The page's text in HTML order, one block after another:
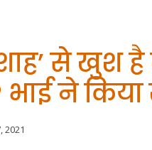
से खुश
भाई ने
2021